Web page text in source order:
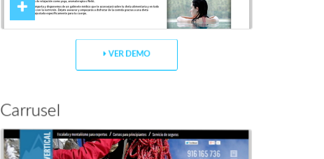
VER DEMO
Carrusel